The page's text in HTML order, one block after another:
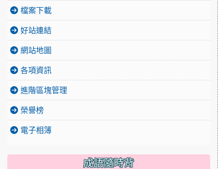
檔案下載
好站連結
網站地圖
各項資訊
進階區塊管理
榮譽榜
電子相簿
成語隨時背